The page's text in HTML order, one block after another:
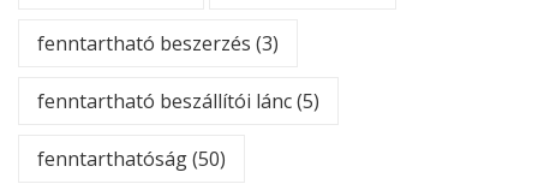
fenntartható beszerzés (3)
fenntartható beszállítói lánc(5)
fenntarthatóság(50)